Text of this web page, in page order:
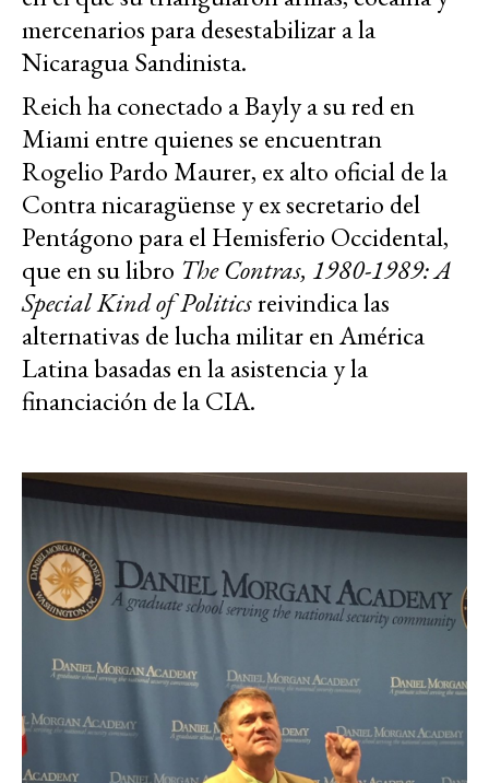
mercenarios para desestabilizar a la
Nicaragua Sandinista.
Reich ha conectado a Bayly a su red en
Miami entre quienes se encuentran
Rogelio Pardo Maurer, ex alto oficial de la
Contra nicaragüense y ex secretario del
Pentágono para el Hemisferio Occidental,
que en su libro The Contras, 1980-1989: A
Special Kind of Politicsreivindica las
alternativas de lucha militar en América
Latina basadas en la asistencia y la
financiación de la CIA.